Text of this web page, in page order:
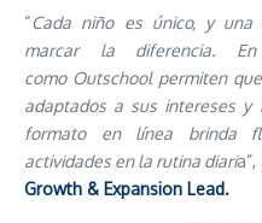
“Cada niño es único, y una
marcar la diferencia.
como Outschool permiten
adaptados a sus intereses y
formato en línea brinda
actividades en la rutina diari
Growth & Expansion Lead.